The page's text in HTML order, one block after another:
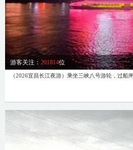
游客关注： 201814位
（2026宜昌长江夜游）乘坐三峡八号游轮，过船